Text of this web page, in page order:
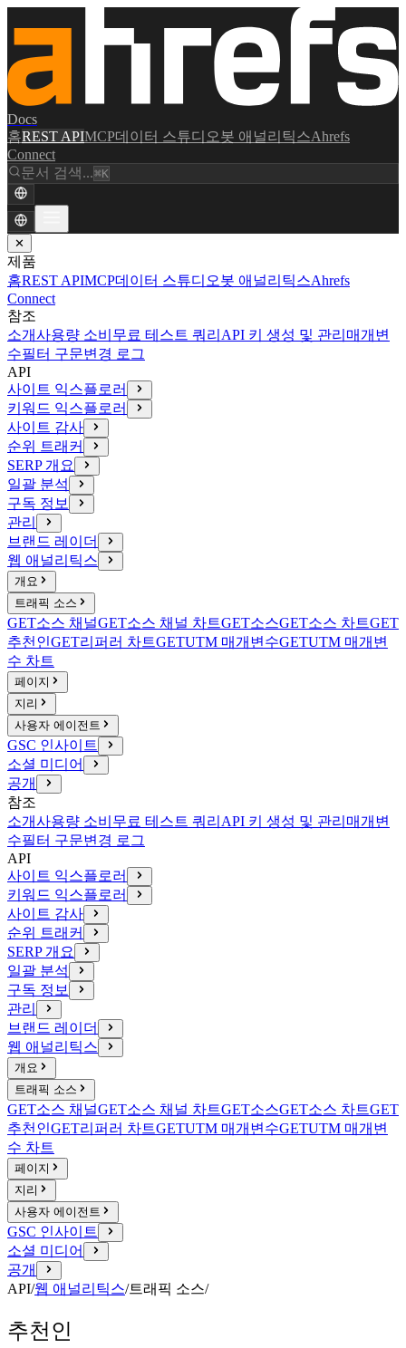
Docs
홈REST APIMCP데이터 스튜디오봇 애널리틱스Ahrefs
Connect
문서 검색...⌘K
✕
제품
홈REST APIMCP데이터 스튜디오봇 애널리틱스Ahrefs
Connect
참조
소개사용량 소비 무료 테스트 쿼리 API 키 생성 및 관리 매개변
수필터 구문변경 로그
API
사이트 익스플로러
키워드 익스플로러
사이트 감사
순위 트래커
SERP 개요
일괄 분석
구독 정보
관리
브랜드 레이더
웹 애널리틱스
개요
트래픽 소스
GET소스 채널GET소스 채널 차트GET소스GET소스 차트GET
추천인GET리퍼러 차트GETUTM 매개변수GETUTM 매개변
수 차트
페이지
지리
사용자 에이전트
GSC 인사이트
소셜 미디어
공개
참조
소개사용량 소비 무료 테스트 쿼리 API 키 생성 및 관리 매개변
수필터 구문변경 로그
API
사이트 익스플로러
키워드 익스플로러
사이트 감사
순위 트래커
SERP 개요
일괄 분석
구독 정보
관리
브랜드 레이더
웹 애널리틱스
개요
트래픽 소스
GET소스 채널GET소스 채널 차트GET소스GET소스 차트GET
추천인GET리퍼러 차트GETUTM 매개변수GETUTM 매개변
수 차트
페이지
지리
사용자 에이전트
GSC 인사이트
소셜 미디어
공개
API/웹 애널리틱스/트래픽 소스/
추천인